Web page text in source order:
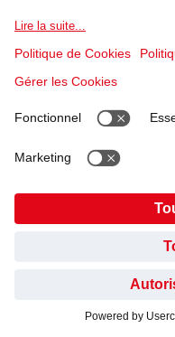
Code postal*
AVEZ-VOUS